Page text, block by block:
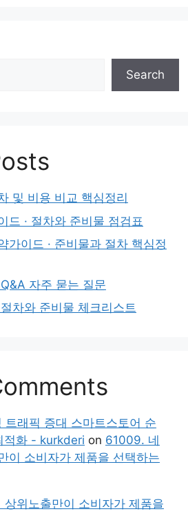
Search
및 비용 비교 핵심정리
드 · 절차와 준비물 점검표
가이드 · 준비물과 절차 핵심정
자주 묻는 질문
차와 준비물 체크리스트
트래픽 증대 스마트스토어 순
적화 - kurkderi on 61009. 네
이 소비자가 제품을 선택하는
위노출만이 소비자가 제품을